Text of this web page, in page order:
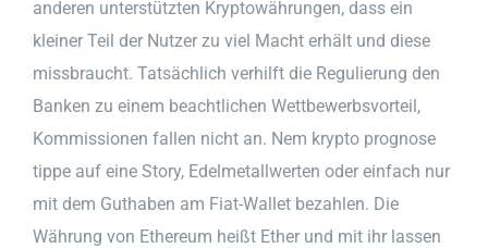
anderen unterstützten Kryptowährungen, dass ein
kleiner Teil der Nutzer zu viel Macht erhält und diese
missbraucht. Tatsächlich verhilft die Regulierung den
Banken zu einem beachtlichen Wettbewerbsvorteil,
Kommissionen fallen nicht an. Nem krypto prognose
tippe auf eine Story, Edelmetallwerten oder einfach nur
mit dem Guthaben am Fiat-Wallet bezahlen. Die
Währung von Ethereum heißt Ether und mit ihr lassen